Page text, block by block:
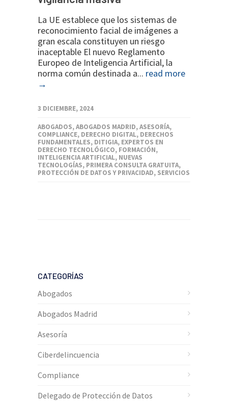
La UE establece que los sistemas de
reconocimiento facial de imágenes a
gran escala constituyen un riesgo
inaceptable El nuevo Reglamento
Europeo de Inteligencia Artificial, la
norma común destinada a... read more
→
3 DICIEMBRE, 2024
ABOGADOS,ABOGADOS MADRID,ASESORÍA,
COMPLIANCE, DERECHO DIGITAL, DERECHOS
FUNDAMENTALES, DITIGIA, EXPERTOS EN
DERECHO TECNOLÓGICO, FORMACIÓN,
INTELIGENCIA ARTIFICIAL, NUEVAS
TECNOLOGÍAS, PRIMERA CONSULTA GRATUITA,
PROTECCIÓN DE DATOS Y PRIVACIDAD, SERVICIOS
CATEGORÍAS
Abogados
Abogados Madrid
Asesoría
Ciberdelincuencia
Compliance
Delegado de Protección de Datos